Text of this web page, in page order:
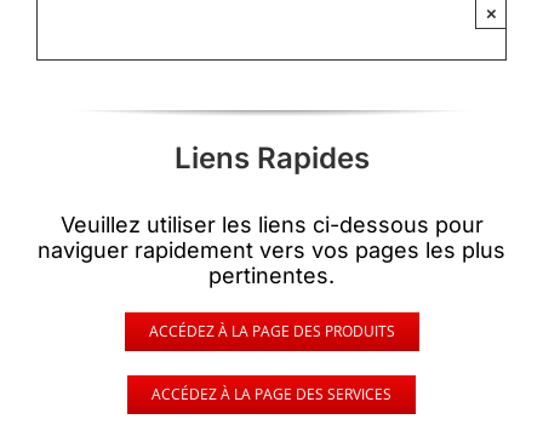
×
Liens Rapides
Veuillez utiliser les liens ci-dessous pour
naviguer rapidement vers vos pages les plus
pertinentes.
ACCÉDEZ À LA PAGE DES PRODUITS
ACCÉDEZ À LA PAGE DES SERVICES